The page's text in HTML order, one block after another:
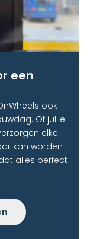
een
ook
Of jullie
elke
kan worden
alles perfect